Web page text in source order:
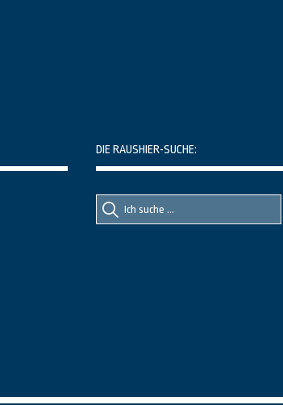
DIE RAUSHIER-SUCHE:
Suche
nach::
Suche
nach: